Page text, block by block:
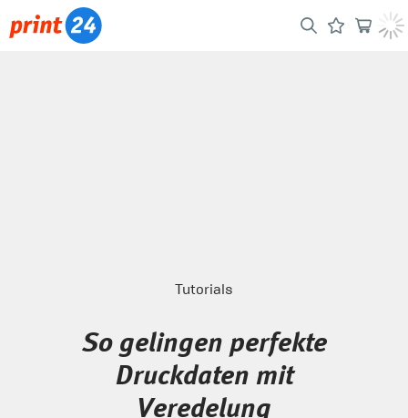
Tutorials
So gelingen perfekte
Druckdaten mit
Veredelung